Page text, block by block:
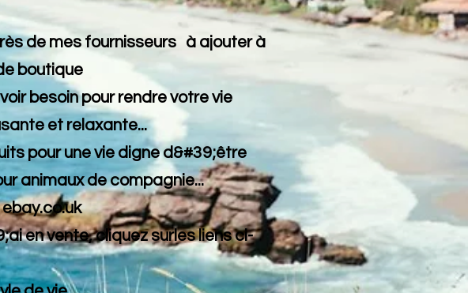
de mes fournisseurs à ajouter à
boutique
besoin pour rendre votre vie
et relaxante...
pour une vie digne d&#39;être
animaux de compagnie...
en vente, cliquez surles liens ci-